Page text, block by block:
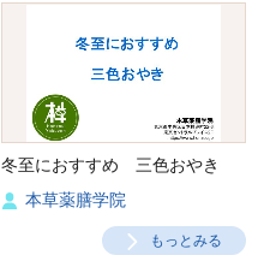
冬至におすすめ 三色おやき
本草薬膳学院
もっとみる